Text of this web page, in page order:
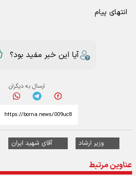
انتهای پیام
آیا این خبر مفید بود؟
ارسال به دیگران
وزیر ارشاد آقای شهید ایران
عناوین مرتبط